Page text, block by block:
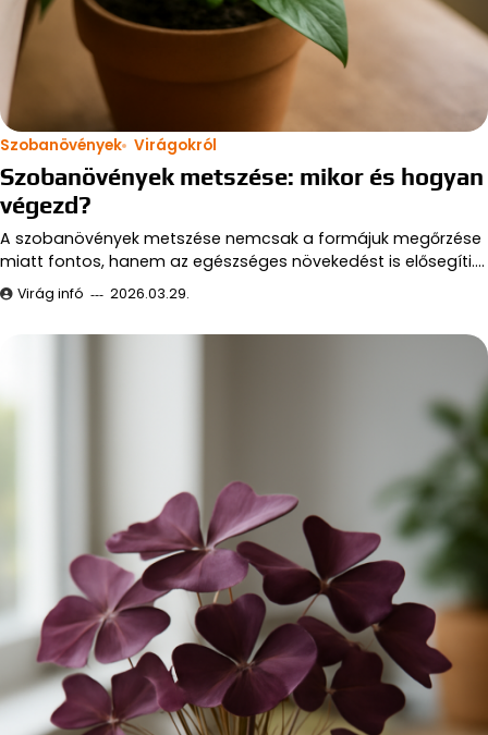
Szobanövények Virágokról
Szobanövények metszése: mikor és hogyan
végezd?
A szobanövények metszése nemcsak a formájuk megőrzése
miatt fontos, hanem az egészséges növekedést is elősegíti.…
Virág infó 2026.03.29.